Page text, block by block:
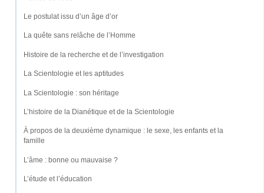
Le postulat issu d’un âge d’or
La quête sans relâche de l’Homme
Histoire de la recherche et de l’investigation
La Scientologie et les aptitudes
La Scientologie : son héritage
L’histoire de la Dianétique et de la Scientologie
À propos de la deuxième dynamique : le sexe, les enfants et la
famille
L’âme : bonne ou mauvaise ?
L’étude et l’éducation